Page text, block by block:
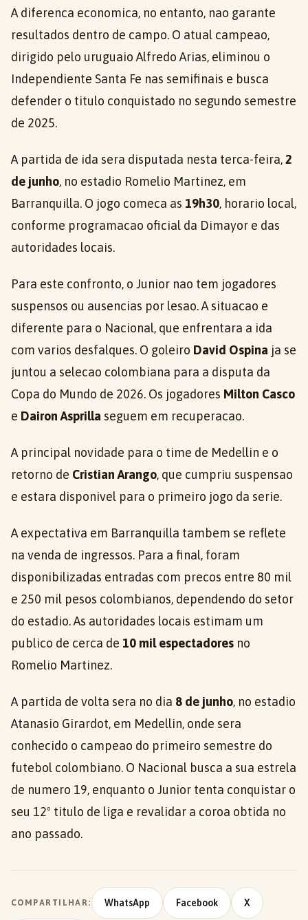
A diferenca economica, no entanto, nao garante
resultados dentro de campo. O atual campeao,
dirigido pelo uruguaio Alfredo Arias, eliminou o
Independiente Santa Fe nas semifinais e busca
defender o titulo conquistado no segundo semestre
de 2025.
A partida de ida sera disputada nesta terca-feira,2
de junho, no estadio Romelio Martinez, em
Barranquilla. O jogo comeca as 19h30, horario local,
conforme programacao oficial da Dimayor e das
autoridades locais.
Para este confronto, o Junior nao tem jogadores
suspensos ou ausencias por lesao. A situacao e
diferente para o Nacional, que enfrentara a ida
com varios desfalques. O goleiro David Ospina ja se
juntou a selecao colombiana para a disputa da
Copa do Mundo de 2026. Os jogadores Milton Casco
e Dairon Asprilla seguem em recuperacao.
A principal novidade para o time de Medellin e o
retorno de Cristian Arango, que cumpriu suspensao
e estara disponivel para o primeiro jogo da serie.
A expectativa em Barranquilla tambem se reflete
na venda de ingressos. Para a final, foram
disponibilizadas entradas com precos entre 80 mil
e 250 mil pesos colombianos, dependendo do setor
do estadio. As autoridades locais estimam um
publico de cerca de 10 mil espectadores no
Romelio Martinez.
A partida de volta sera no dia 8 de junho, no estadio
Atanasio Girardot, em Medellin, onde sera
conhecido o campeao do primeiro semestre do
futebol colombiano. O Nacional busca a sua estrela
de numero 19, enquanto o Junior tenta conquistar o
seu 12º titulo de liga e revalidar a coroa obtida no
ano passado.
COMPARTILHAR: WhatsApp Facebook X